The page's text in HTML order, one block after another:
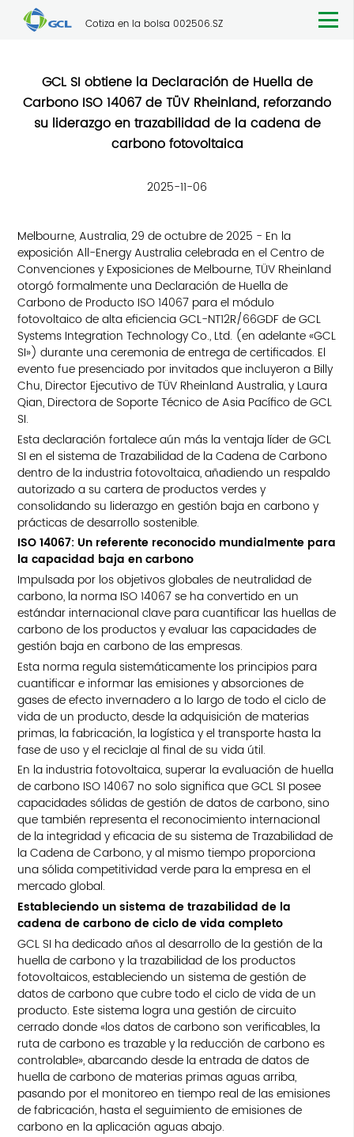
Cotiza en la bolsa 002506.SZ
GCL SI obtiene la Declaración de Huella de
Carbono ISO 14067 de TÜV Rheinland, reforzando
su liderazgo en trazabilidad de la cadena de
carbono fotovoltaica
2025-11-06
Melbourne, Australia, 29 de octubre de 2025 - En la
exposición All-Energy Australia celebrada en el Centro de
Convenciones y Exposiciones de Melbourne, TÜV Rheinland
otorgó formalmente una Declaración de Huella de
Carbono de Producto ISO 14067 para el módulo
fotovoltaico de alta eficiencia GCL-NT12R/66GDF de GCL
Systems Integration Technology Co., Ltd. (en adelante «GCL
SI») durante una ceremonia de entrega de certificados. El
evento fue presenciado por invitados que incluyeron a Billy
Chu, Director Ejecutivo de TÜV Rheinland Australia, y Laura
Qian, Directora de Soporte Técnico de Asia Pacífico de GCL
SI.
Esta declaración fortalece aún más la ventaja líder de GCL
SI en el sistema de Trazabilidad de la Cadena de Carbono
dentro de la industria fotovoltaica, añadiendo un respaldo
autorizado a su cartera de productos verdes y
consolidando su liderazgo en gestión baja en carbono y
prácticas de desarrollo sostenible.
ISO 14067: Un referente reconocido mundialmente para
la capacidad baja en carbono
Impulsada por los objetivos globales de neutralidad de
carbono, la norma ISO 14067 se ha convertido en un
estándar internacional clave para cuantificar las huellas de
carbono de los productos y evaluar las capacidades de
gestión baja en carbono de las empresas.
Esta norma regula sistemáticamente los principios para
cuantificar e informar las emisiones y absorciones de
gases de efecto invernadero a lo largo de todo el ciclo de
vida de un producto, desde la adquisición de materias
primas, la fabricación, la logística y el transporte hasta la
fase de uso y el reciclaje al final de su vida útil.
En la industria fotovoltaica, superar la evaluación de huella
de carbono ISO 14067 no solo significa que GCL SI posee
capacidades sólidas de gestión de datos de carbono, sino
que también representa el reconocimiento internacional
de la integridad y eficacia de su sistema de Trazabilidad de
la Cadena de Carbono, y al mismo tiempo proporciona
una sólida competitividad verde para la empresa en el
mercado global.
Estableciendo un sistema de trazabilidad de la
cadena de carbono de ciclo de vida completo
GCL SI ha dedicado años al desarrollo de la gestión de la
huella de carbono y la trazabilidad de los productos
fotovoltaicos, estableciendo un sistema de gestión de
datos de carbono que cubre todo el ciclo de vida de un
producto. Este sistema logra una gestión de circuito
cerrado donde «los datos de carbono son verificables, la
ruta de carbono es trazable y la reducción de carbono es
controlable», abarcando desde la entrada de datos de
huella de carbono de materias primas aguas arriba,
pasando por el monitoreo en tiempo real de las emisiones
de fabricación, hasta el seguimiento de emisiones de
carbono en la aplicación aguas abajo.